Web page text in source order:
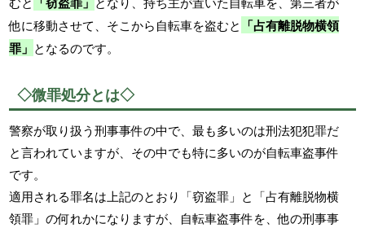
他に移動させて、そこから自転車を盗むと 「占有離脱物横領
罪」 となるのです。
◇微罪処分とは◇
警察が取り扱う刑事事件の中で、最も多いのは刑法犯犯罪だ
と言われていますが、その中でも特に多いのが自転車盗事件
です。
適用される罪名は上記のとおり「窃盗罪」と「占有離脱物横
領罪」の何れかになりますが、自転車盗事件を、他の刑事事